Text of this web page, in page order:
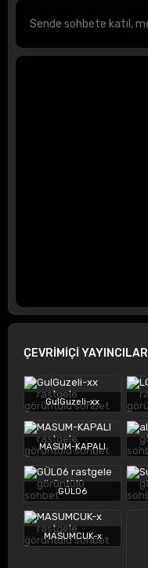
ÇEVRİMİÇİ YAYINCILAR
GulGuzeli-xx
MASUM-KAPALI
GÜL06
MASUMCUK-x